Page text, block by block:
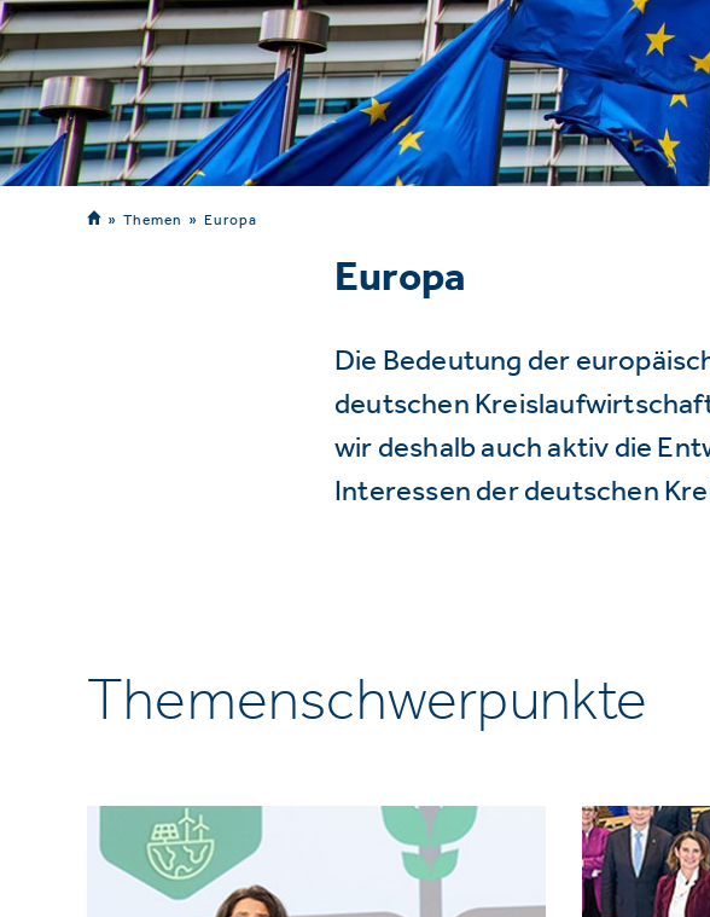
Themen Europa
Europa
Die Bedeutung der
deutschen
wir deshalb auch aktiv die
Interessen der deutschen
Themenschwerpunkte